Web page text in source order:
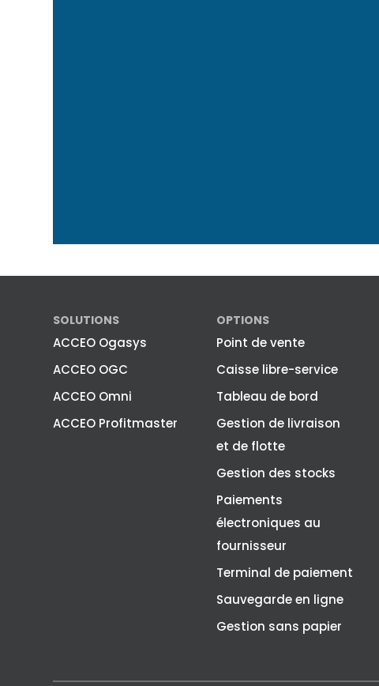
SOLUTIONS
ACCEO Ogasys
ACCEO OGC
ACCEO Omni
ACCEO Profitmaster
OPTIONS
Point de vente
Caisse libre-service
Tableau de bord
Gestion de livraison
et de flotte
Gestion des stocks
Paiements
électroniques au
fournisseur
Terminal de paiement
Sauvegarde en ligne
Gestion sans papier